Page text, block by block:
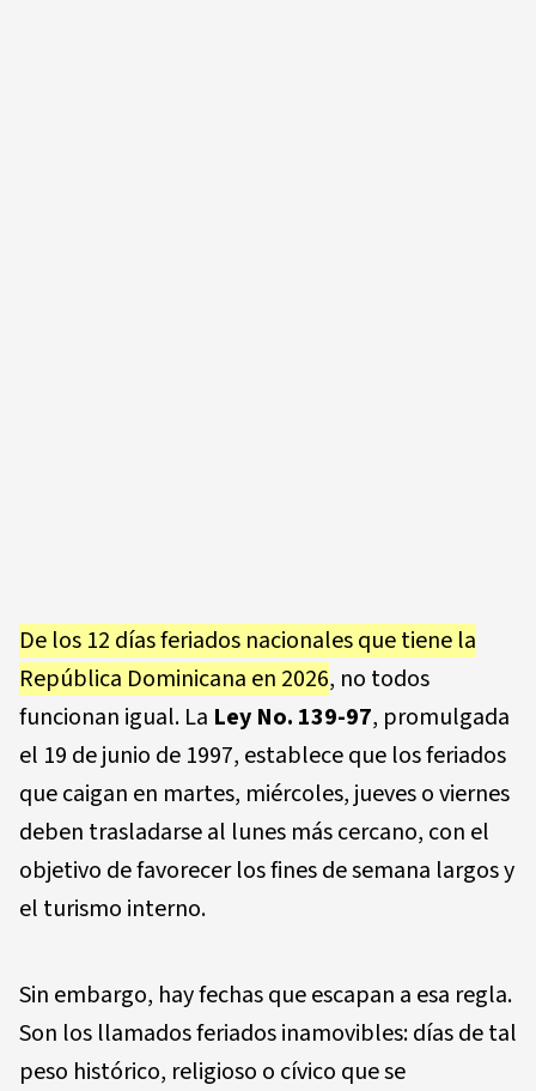
De los 12 días feriados nacionales que tiene la
República Dominicana en 2026, no todos
funcionan igual. La Ley No. 139-97, promulgada
el 19 de junio de 1997, establece que los feriados
que caigan en martes, miércoles, jueves o viernes
deben trasladarse al lunes más cercano, con el
objetivo de favorecer los fines de semana largos y
el turismo interno.
Sin embargo, hay fechas que escapan a esa regla.
Son los llamados feriados inamovibles: días de tal
peso histórico, religioso o cívico que se